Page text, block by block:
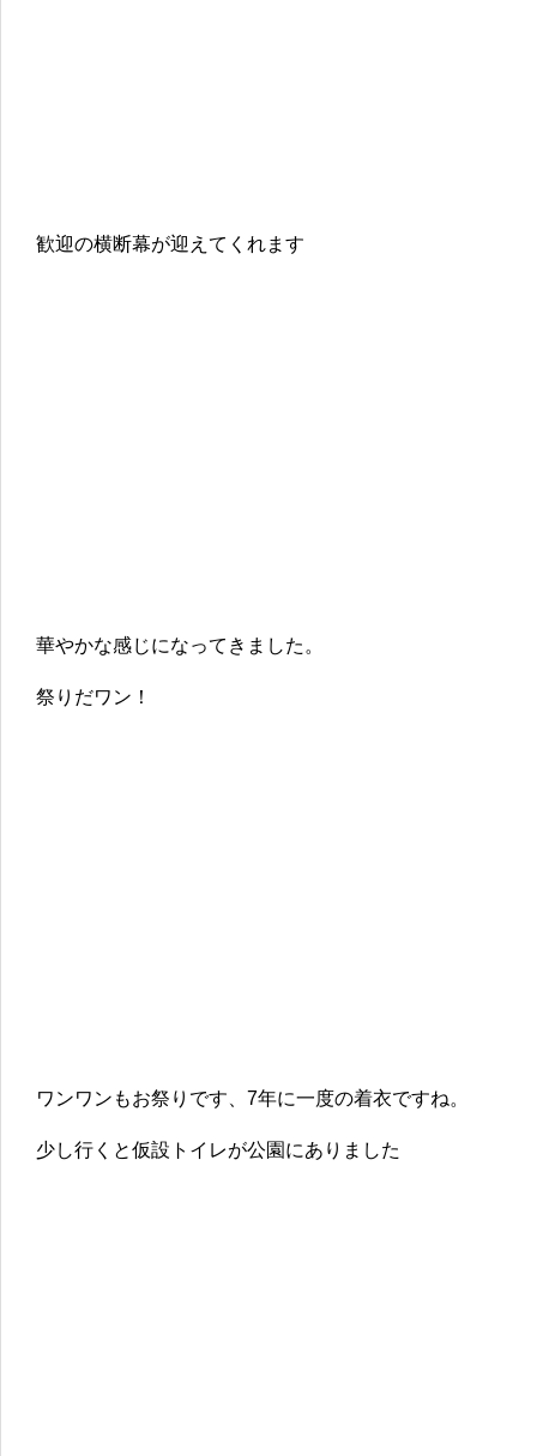
歓迎の横断幕が迎えてくれます
華やかな感じになってきました。
祭りだワン！
ワンワンもお祭りです、7年に一度の着衣ですね。
少し行くと仮設トイレが公園にありました